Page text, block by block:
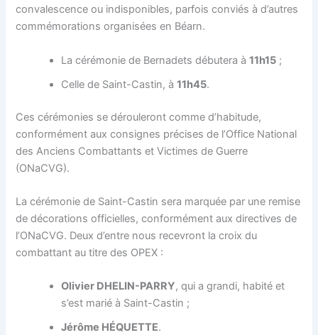
convalescence ou indisponibles, parfois conviés à d’autres
commémorations organisées en Béarn.
La cérémonie de Bernadets débutera à11h15 ;
Celle de Saint-Castin, à11h45.
Ces cérémonies se dérouleront comme d’habitude,
conformément aux consignes précises de l’Office National
des Anciens Combattants et Victimes de Guerre
(ONaCVG).
La cérémonie de Saint-Castin sera marquée par une remise
de décorations officielles, conformément aux directives de
l’ONaCVG. Deux d’entre nous recevront la croix du
combattant au titre des OPEX :
Olivier DHELIN-PARRY, qui a grandi, habité et
s’est marié à Saint-Castin ;
Jérôme HÉQUETTE.